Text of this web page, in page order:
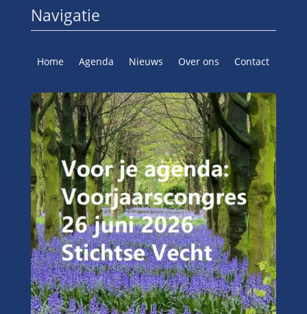
Navigatie
Home Agenda Nieuws Over ons Contact